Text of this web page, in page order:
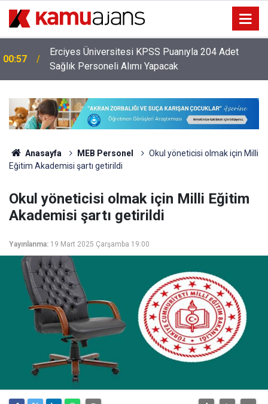
00:57
Erciyes Üniversitesi KPSS Puanıyla 204 Adet
Sağlık Personeli Alımı Yapacak
Anasayfa MEB Personel
Okul yöneticisi olmak için Milli
Eğitim Akademisi şartı getirildi
Okul yöneticisi olmak için Milli Eğitim
Akademisi şartı getirildi
Yayınlanma: 19 Mart 2025 Çarşamba 19:00